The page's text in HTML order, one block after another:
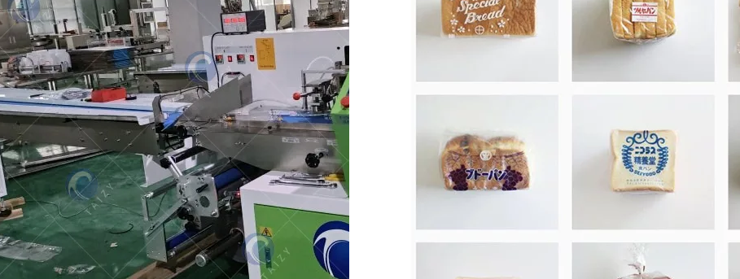
Machine d'emballage en
coussin TZ-600 exportée au
Sri Lanka pour la boulangerie
Une machine d'emballage de coussins
TZ-600 a été exportée avec succès au
Sri Lanka pour le pain automatisé…
Comment le pain est-il
emballé ?
Sur le marché, nous pouvons voir du pain